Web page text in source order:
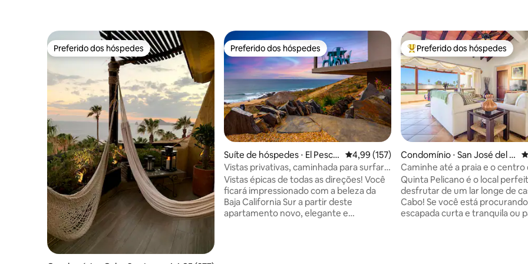
Preferido dos hóspedes
Preferido dos hóspedes Preferido dos hóspedes
Preferido dos hóspedes
Suíte de hóspedes ⋅ El Pesca
dero BCS
4,99 de uma avaliação média de 5, 157
4,99 (157)
Vistas privativas, caminhada para surfar,
pôr do sol e banheira!
Vistas épicas de todas as direções! Você
ficará impressionado com a beleza da
Baja California Sur a partir deste
apartamento novo, elegante e
Entre os melhores preferidos
Preferido dos hóspedes
Condomínio ⋅ San José del C
abo
Caminhe até a praia e o centro
cidade!!!! Condomínio
Quinta Pelicano é o local
desfrutar de um lar longe de
Cabo! Se você está
escapada curta e tranquila ou